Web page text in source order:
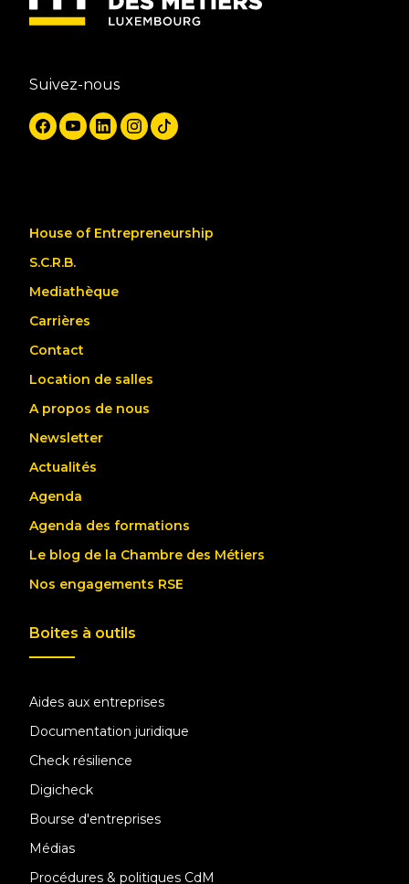
Suivez-nous
House of Entrepreneurship
S.C.R.B.
Mediathèque
Carrières
Contact
Location de salles
A propos de nous
Newsletter
Actualités
Agenda
Agenda des formations
Le blog de la Chambre des Métiers
Nos engagements RSE
Boites à outils
Aides aux entreprises
Documentation juridique
Check résilience
Digicheck
Bourse d'entreprises
Médias
Procédures & politiques CdM